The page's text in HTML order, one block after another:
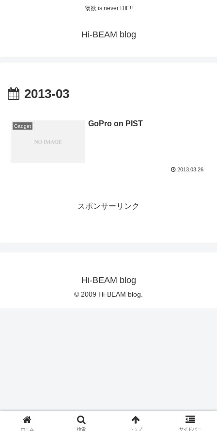
物欲 is never DIE!!
Hi-BEAM blog
2013-03
Gadget GoPro on PIST
2013.03.26
スポンサーリンク
Hi-BEAM blog
© 2009 Hi-BEAM blog.
ホーム 検索 トップ サイドバー